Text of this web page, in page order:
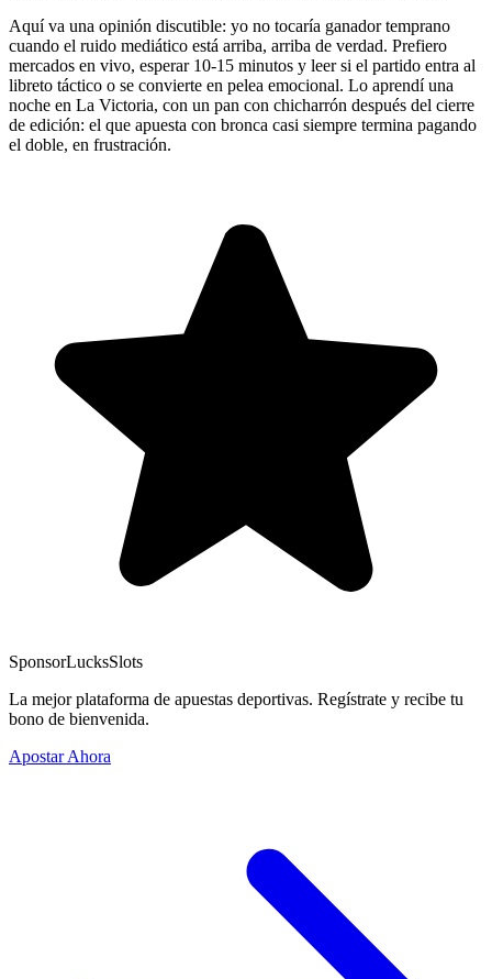
Aquí va una opinión discutible: yo no tocaría ganador temprano
cuando el ruido mediático está arriba, arriba de verdad. Prefiero
mercados en vivo, esperar 10-15 minutos y leer si el partido entra al
libreto táctico o se convierte en pelea emocional. Lo aprendí una
noche en La Victoria, con un pan con chicharrón después del cierre
de edición: el que apuesta con bronca casi siempre termina pagando
el doble, en frustración.
SponsorLucksSlots
La mejor plataforma de apuestas deportivas. Regístrate y recibe tu
bono de bienvenida.
Apostar Ahora